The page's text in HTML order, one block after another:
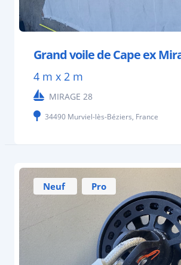
Grand voile de Cape ex
4 m x 2 m
MIRAGE 28
34490 Murviel-lès-Béziers, France
Neuf Pro